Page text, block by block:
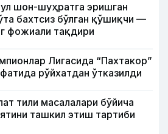
шон-шуҳратга эришган
бахтсиз бўлган қўшиқчи —
фожиали тақдири
Лигасида “Пахтакор”
рўйхатдан ўтказилди
тили масалалари бўйича
ташкил этиш тартиби